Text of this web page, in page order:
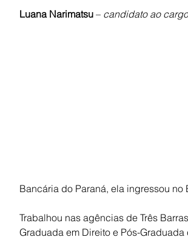
Luana Narimatsu – candidato ao
Bancária do Paraná, ela ingressou no
Trabalhou nas agências de Três
Graduada em Direito e Pós-